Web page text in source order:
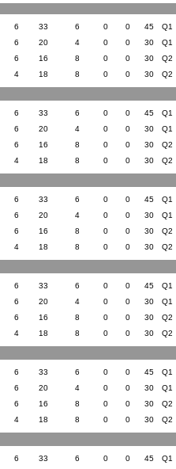
6 33 6 0 0 45 Q1
6 20 4 0 0 30 Q1
6 16 8 0 0 30 Q2
4 18 8 0 0 30 Q2
6 33 6 0 0 45 Q1
6 20 4 0 0 30 Q1
6 16 8 0 0 30 Q2
4 18 8 0 0 30 Q2
6 33 6 0 0 45 Q1
6 20 4 0 0 30 Q1
6 16 8 0 0 30 Q2
4 18 8 0 0 30 Q2
6 33 6 0 0 45 Q1
6 20 4 0 0 30 Q1
6 16 8 0 0 30 Q2
4 18 8 0 0 30 Q2
6 33 6 0 0 45 Q1
6 20 4 0 0 30 Q1
6 16 8 0 0 30 Q2
4 18 8 0 0 30 Q2
6 33 6 0 0 45 Q1